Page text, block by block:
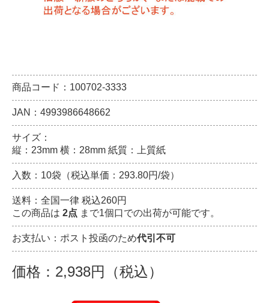
商品コード：100702-3333
JAN：4993986648662
サイズ：
縦：23mm 横：28mm 紙質：上質紙
入数：10袋（税込単価：293.80円/袋）
送料：全国一律 税込260円
この商品は 2点 まで1個口での出荷が可能です。
お支払い：ポスト投函のため代引不可
価格：2,938円（税込）